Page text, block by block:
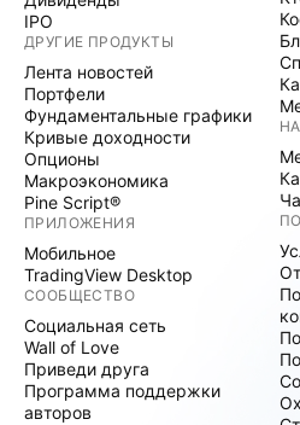
IPO
ДРУГИЕ ПРОДУКТЫ
Лента новостей
Портфели
Фундаментальные графики
Кривые доходности
Опционы
Макроэкономика
Pine Script®
ПРИЛОЖЕНИЯ
Мобильное
TradingView Desktop
СООБЩЕСТВО
Социальная сеть
Wall of Love
Приведи друга
Программа поддержки
авторов